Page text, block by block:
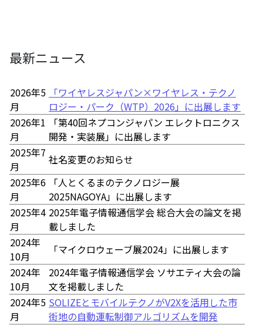
最新ニュース
2026年5
月
「ワイヤレスジャパン×ワイヤレス・テクノ
ロジー・パーク（WTP）2026」に出展します
2026年1
月
「第40回ネプコンジャパン エレクトロニクス
開発・実装展」に出展します
2025年7
月
社名変更のお知らせ
2025年6
月
「人とくるまのテクノロジー展
2025NAGOYA」に出展します
2025年4
月
2025年電子情報通信学会 総合大会の論文を掲
載しました
2024年
10月
「マイクロウェーブ展2024」に出展します
2024年
10月
2024年電子情報通信学会 ソサエティ大会の論
文を掲載しました
2024年5
月
SOLIZEとモバイルテクノがV2Xを活用した市
街地の自動運転制御アルゴリズムを開発